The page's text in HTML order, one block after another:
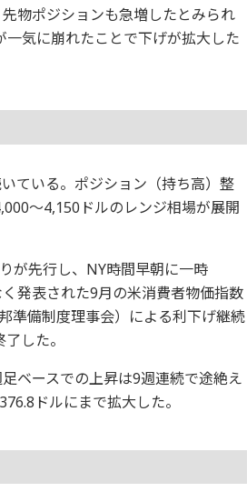
物ポジションも急増したとみられ
気に崩れたことで下げが拡大した
ている。ポジション（持ち高）整
～4,150ドルのレンジ相場が展開
が先行し、NY時間早朝に一時
発表された9月の米消費者物価指数
準備制度理事会）による利下げ継続
した。
ベースでの上昇は9週連続で途絶え
ドルにまで拡大した。